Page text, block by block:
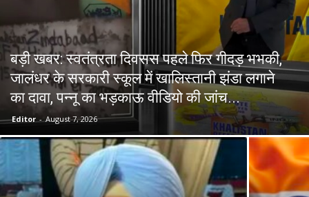
बड़ी खबर: स्वतंत्रता दिवसस पहले फिर गीदड़ भभकी,
जालंधर के सरकारी स्कूल में खालिस्तानी झंडा लगाने
का दावा, पन्नू का भड़काऊ वीडियो की जांच...
Editor - August 7, 2026